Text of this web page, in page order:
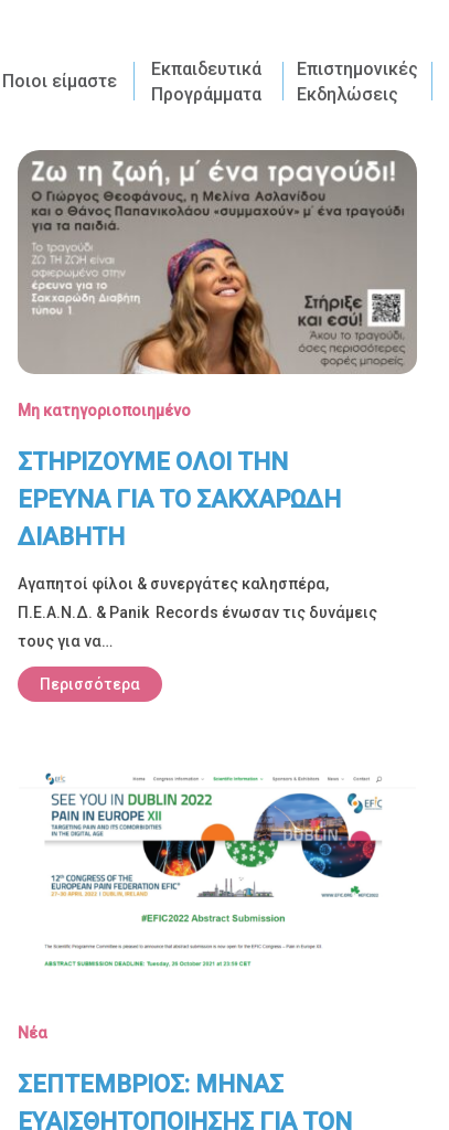
Ποιοι είμαστε
Εκπαιδευτικά
Προγράμματα
Επιστημονικές
Εκδηλώσεις
Μη κατηγοριοποιημένο
ΣΤΗΡΙΖΟΥΜΕ ΟΛΟΙ ΤΗΝ
ΕΡΕΥΝΑ ΓΙΑ ΤΟ ΣΑΚΧΑΡΩΔΗ
ΔΙΑΒΗΤΗ
Αγαπητοί φίλοι & συνεργάτες καλησπέρα,
Π.Ε.Α.Ν.Δ. & Panik Records ένωσαν τις δυνάμεις
τους για να…
Περισσότερα
Νέα
ΣΕΠΤΕΜΒΡΙΟΣ: ΜΗΝΑΣ
ΕΥΑΙΣΘΗΤΟΠΟΙΗΣΗΣ ΓΙΑ ΤΟΝ